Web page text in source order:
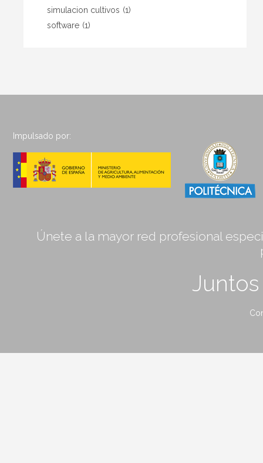
simulacion cultivos (1)
software (1)
Impulsado por:
Únete a la mayor red profesional